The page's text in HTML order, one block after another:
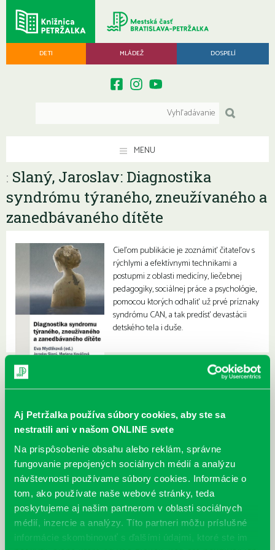
Aj Petržalka používa súbory cookies, aby ste sa
nestratili ani v našom ONLINE svete
Na prispôsobenie obsahu alebo reklám, správne
fungovanie prepojených sociálnych médií a analýzu
návštevnosti používame súbory cookies. Informácie o
tom, ako používate naše webové stránky, teda
poskytujeme aj našim partnerom v oblasti sociálnych
médií, inzercie a analýzy. Títo partneri môžu príslušné
informácie skombinovať s ďalšími údajmi, ktoré ste im
DETI MLÁDEŽ DOSPELÍ
MENU
: Slaný, Jaroslav: Diagnostika
syndrómu týraného, zneužívaného a
zanedbávaného dítěte
Cieľom publikácie je zoznámiť čitateľov s
rýchlymi a efektívnymi technikami a
postupmi z oblasti medicíny, liečebnej
pedagogiky, sociálnej práce a psychológie,
pomocou ktorých odhaliť už prvé príznaky
syndrómu CAN, a tak predísť devastácii
detského tela i duše.